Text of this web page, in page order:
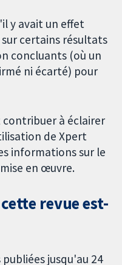
y avait un effet
certains résultats
concluants (où un
ni écarté) pour
contribuer à éclairer
de Xpert
informations sur le
en œuvre.
revue est-
jusqu'au 24